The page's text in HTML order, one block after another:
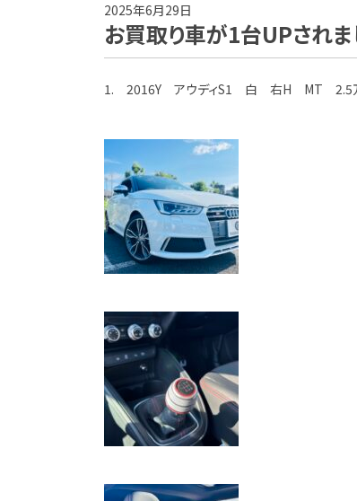
2025年6月29日
お買取り車が1台UPされま
1. 2016Y アウディS1 白 右H MT 2.5